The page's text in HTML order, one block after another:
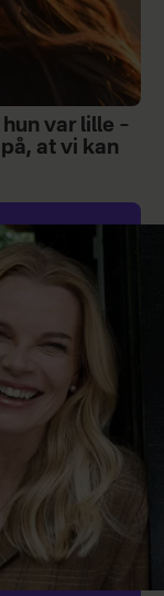
var lille –
at vi kan